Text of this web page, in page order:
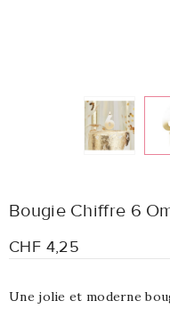
Bougie Chiffre 6
CHF 4,25
Une jolie et moderne